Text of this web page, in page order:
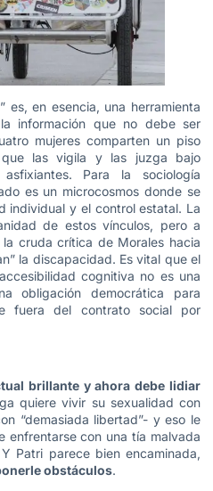
es, en esencia, una herramienta
información que no debe ser
mujeres comparten un piso
las vigila y las juzga bajo
Para la sociología
es un microcosmos donde se
individual y el control estatal. La
de estos vínculos, pero a
cruda crítica de Morales hacia
la discapacidad. Es vital que el
cognitiva no es una
obligación democrática para
fuera del contrato social por
brillante y ahora debe lidiar
quiere vivir su sexualidad con
“demasiada libertad”- y eso le
enfrentarse con una tía malvada
Patri parece bien encaminada,
obstáculos.